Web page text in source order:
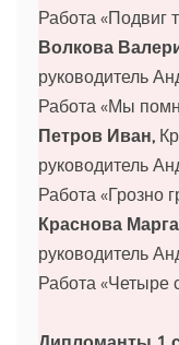
Работа «Подвиг
Волкова
руководитель
Работа «Мы
Петров Иван,
руководитель
Работа «Грозно
Краснова
руководитель
Работа «Четыре